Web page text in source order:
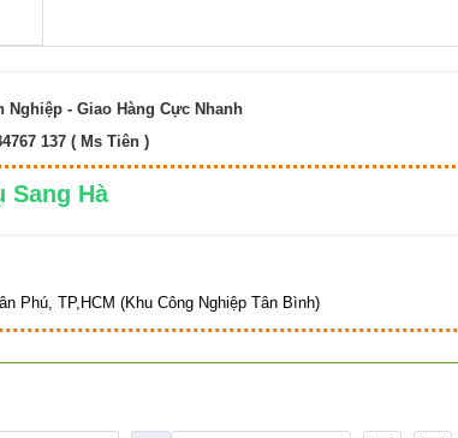
Nghiệp - Giao Hàng Cực Nhanh
137 ( Ms Tiên )
Sang Hà
Phú, TP,HCM (Khu Công Nghiệp Tân Bình)